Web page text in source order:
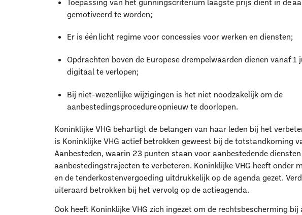
Waar
gemotiveerd te worden;
Er is één licht regime voor concessies voor werken en diensten;
Opdrachten boven de Europese drempelwaarden dienen vanaf 1
digitaal te verlopen;
Bij niet-wezenlijke wijzigingen is het niet noodzakelijk om de
aanbestedingsprocedure opnieuw te doorlopen.
Koninklijke VHG behartigt de belangen van haar leden bij het
is Koninklijke VHG actief betrokken geweest bij de totstandkoming
Aanbesteden, waarin 23 punten staan voor aanbestedende
aanbestedingstrajecten te verbeteren. Koninklijke VHG heeft onder
en de tenderkostenvergoeding uitdrukkelijk op de agenda gezet.
uiteraard betrokken bij het vervolg op de actieagenda.
Ook heeft Koninklijke VHG zich ingezet om de rechtsbescherming bij